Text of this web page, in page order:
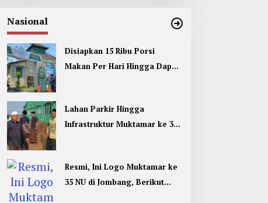
Nasional
Disiapkan 15 Ribu Porsi
Makan Per Hari Hingga Dapur
Lahan Parkir Hingga
Infrastruktur Muktamar ke 35
Resmi, Ini Logo Muktamar ke
35 NU di Jombang, Berikut